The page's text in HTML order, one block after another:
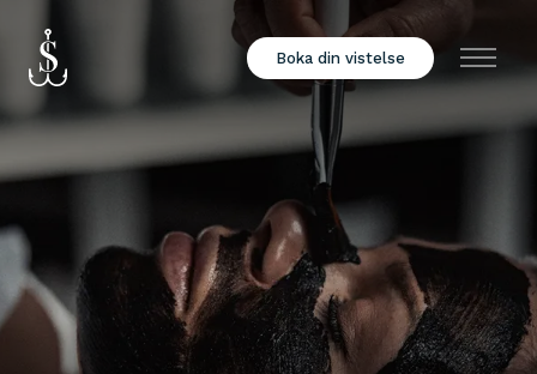
Boka din vistelse Meny